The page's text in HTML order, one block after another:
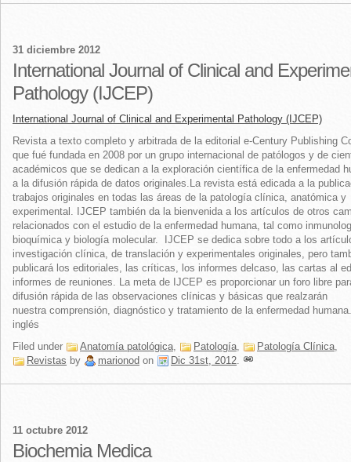
31 diciembre 2012
International Journal of Clinical and
Pathology (IJCEP)
International Journal of Clinical and Experimental Pathology (IJCEP)
Revista a texto completo y arbitrada de la editorial e-Century Publishing
que fué fundada en 2008 por un grupo internacional de patólogos y de
académicos que se dedican a la exploración científica de la enfermedad
a la difusión rápida de datos originales.La revista está edicada a la
trabajos originales en todas las áreas de la patología clínica, anatómica y
experimental. IJCEP también da la bienvenida a los artículos de otros
relacionados con el estudio de la enfermedad humana, tal como
bioquímica y biología molecular. IJCEP se dedica sobre todo a los
investigación clínica, de translación y experimentales originales, pero
publicará los editoriales, las críticas, los informes delcaso, las cartas al
informes de reuniones. La meta de IJCEP es proporcionar un foro libre
difusión rápida de las observaciones clínicas y básicas que realzarán
nuestra comprensión, diagnóstico y tratamiento de la enfermedad
inglés
Filed under
Anatomía patológica, Patología, Patología Clínica,
Revistas by marionod on Dic 31st, 2012.
11 octubre 2012
Biochemia Medica